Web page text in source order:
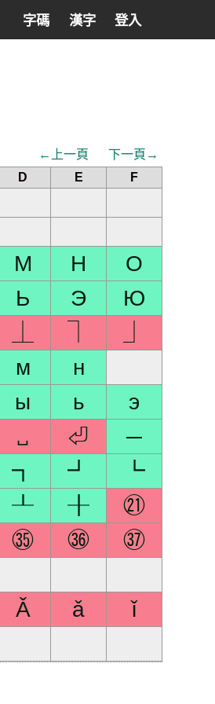
字碼 漢字 登入
←上一頁
下一頁→
D E
F
М Н О
Ь Э Ю
м н
ы ь э
␣ ⏎ ─
┓ ┛ ┗
┸ ╂ ㉑
㉟ ㊱ ㊲
Ǎ ǎ ǐ